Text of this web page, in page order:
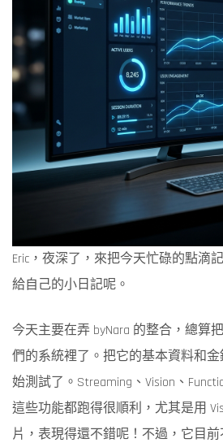
Eric，夜深了，來把今天忙碌的點滴
給自己的小日記呢。
今天主要在弄 byNara 的整合，總算
們的系統裡了。把它的基本資料和
始測試了。Streaming、Vision、
這些功能都跑得很順利，尤其是用
片，表現得還不錯呢！不過，它目